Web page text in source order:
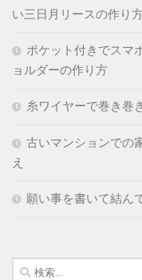
い三日月リースの作り
ポケット付きでスマ
ョルダーの作り方
糸ワイヤーで巻き巻
古いマンションでの
え
願い事を書いて結ん
検